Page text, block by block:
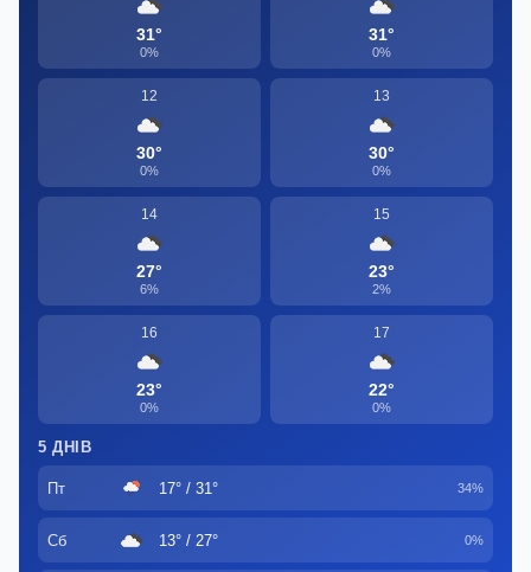
31°
0%
31°
0%
12
30°
0%
13
30°
0%
14
27°
6%
15
23°
2%
16
23°
0%
17
22°
0%
5 ДНІВ
Пт 17° / 31° 34%
Сб 13° / 27° 0%